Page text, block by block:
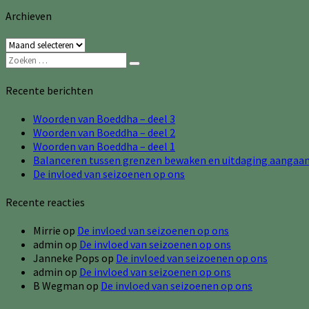
Archieven
Archieven
Zoeken
naar:
Zoeken
Recente berichten
Woorden van Boeddha – deel 3
Woorden van Boeddha – deel 2
Woorden van Boeddha – deel 1
Balanceren tussen grenzen bewaken en uitdaging
De invloed van seizoenen op ons
Recente reacties
Mirrie op De invloed van seizoenen op ons
admin op De invloed van seizoenen op ons
Janneke Pops op De invloed van seizoenen op ons
admin op De invloed van seizoenen op ons
B Wegman op De invloed van seizoenen op ons